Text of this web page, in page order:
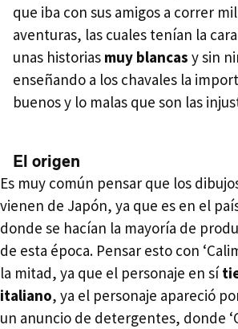
que iba con sus amigos a correr
aventuras, las cuales tenían la
unas historias muy blancas y sin
enseñando a los chavales la
buenos y lo malas que son las
El origen
Es muy común pensar que los
vienen de Japón, ya que es en el
donde se hacían la mayoría de
de esta época. Pensar esto con
la mitad, ya que el personaje en sí
italiano, ya el personaje apareció
un anuncio de detergentes, donde